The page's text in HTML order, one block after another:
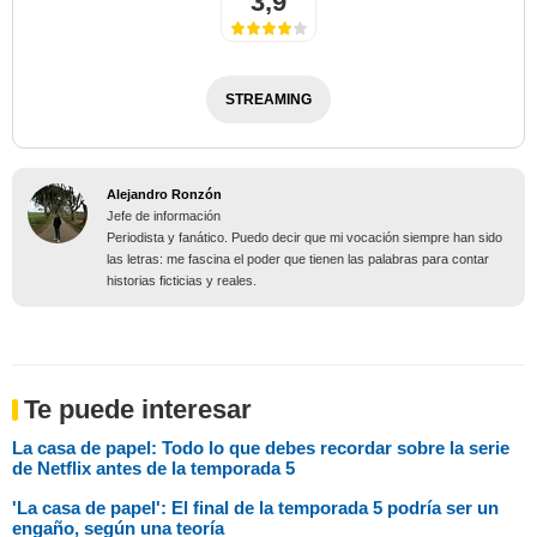
STREAMING
Alejandro Ronzón
Jefe de información
Periodista y fanático. Puedo decir que mi vocación siempre han sido
las letras: me fascina el poder que tienen las palabras para contar
historias ficticias y reales.
Te puede interesar
La casa de papel: Todo lo que debes recordar sobre la serie
de Netflix antes de la temporada 5
'La casa de papel': El final de la temporada 5 podría ser un
engaño, según una teoría